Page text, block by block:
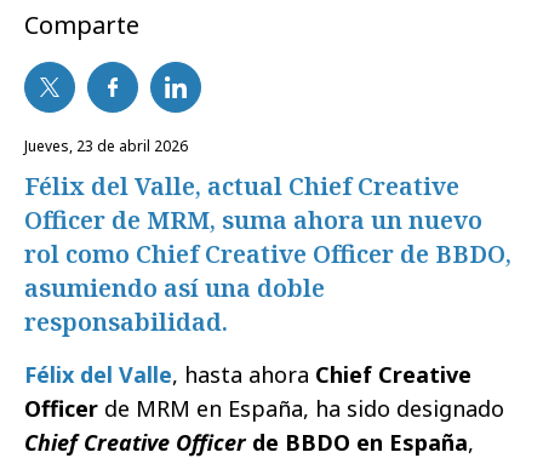
Comparte
jueves, 23 de abril 2026
Félix del Valle, actual Chief Creative
Officer de MRM, suma ahora un nuevo
rol como Chief Creative Officer de BBDO,
asumiendo así una doble
responsabilidad.
Félix del Valle, hasta ahora Chief Creative
Officer de MRM en España, ha sido designado
Chief Creative Officerde BBDO en España,